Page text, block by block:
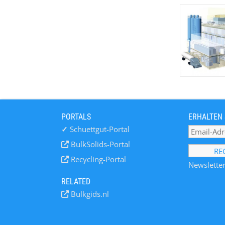
PORTALS
✓ Schuettgut-Portal
BulkSolids-Portal
Recycling-Portal
RELATED
Bulkgids.nl